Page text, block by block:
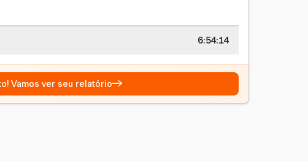
6:54:15
Vamos ver seu relatório→